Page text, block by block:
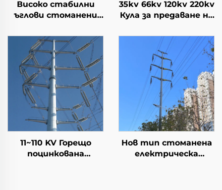
Високо стабилни
ъглови стоманени
Стоманена кула
Преносна кула
35kv 66kv 120kv 220kv
Кула за предаване на
енергия Решетъчна
кула
11~110 KV Горещо
поцинкована
Нов тип стоманена
електрическа